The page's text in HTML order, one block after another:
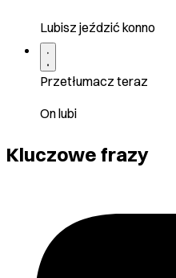
Lubisz jeździć konno
Przetłumacz teraz
On lubi
Kluczowe frazy